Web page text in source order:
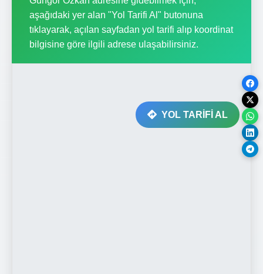
aşağıdaki yer alan "Yol Tarifi Al" butonuna
tıklayarak, açılan sayfadan yol tarifi alıp koordinat
bilgisine göre ilgili adrese ulaşabilirsiniz.
YOL TARİFİ AL